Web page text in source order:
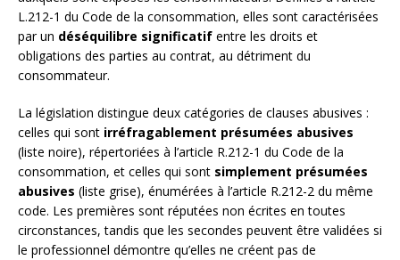
L.212-1 du Code de la consommation, elles sont caractérisées
par un déséquilibre significatif entre les droits et
obligations des parties au contrat, au détriment du
consommateur.
La législation distingue deux catégories de clauses abusives :
celles qui sont irréfragablement présumées abusives
(liste noire), répertoriées à l’article R.212-1 du Code de la
consommation, et celles qui sont simplement présumées
abusives (liste grise), énumérées à l’article R.212-2 du même
code. Les premières sont réputées non écrites en toutes
circonstances, tandis que les secondes peuvent être validées si
le professionnel démontre qu’elles ne créent pas de